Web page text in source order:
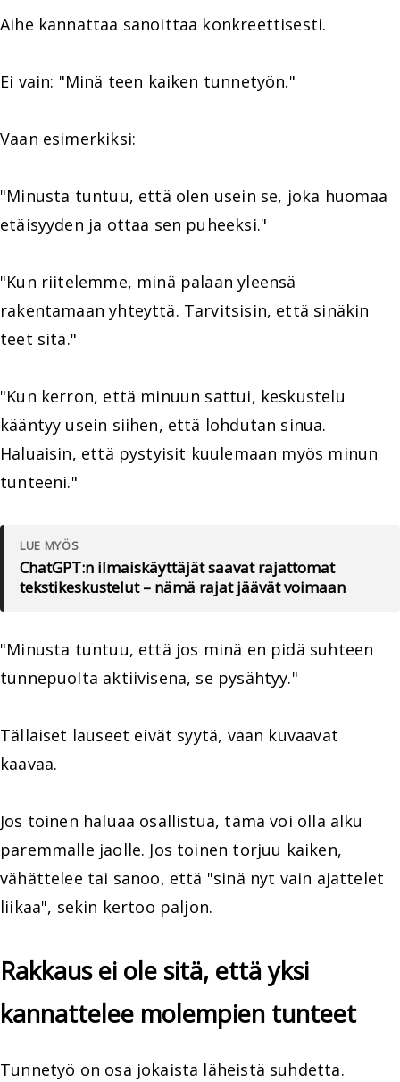
Aihe kannattaa sanoittaa konkreettisesti.
Ei vain: "Minä teen kaiken tunnetyön."
Vaan esimerkiksi:
"Minusta tuntuu, että olen usein se, joka huomaa
etäisyyden ja ottaa sen puheeksi."
"Kun riitelemme, minä palaan yleensä
rakentamaan yhteyttä. Tarvitsisin, että sinäkin
teet sitä."
"Kun kerron, että minuun sattui, keskustelu
kääntyy usein siihen, että lohdutan sinua.
Haluaisin, että pystyisit kuulemaan myös minun
tunteeni."
LUE MYÖS
ChatGPT:n ilmaiskäyttäjät saavat rajattomat
tekstikeskustelut – nämä rajat jäävät voimaan
"Minusta tuntuu, että jos minä en pidä suhteen
tunnepuolta aktiivisena, se pysähtyy."
Tällaiset lauseet eivät syytä, vaan kuvaavat
kaavaa.
Jos toinen haluaa osallistua, tämä voi olla alku
paremmalle jaolle. Jos toinen torjuu kaiken,
vähättelee tai sanoo, että "sinä nyt vain ajattelet
liikaa", sekin kertoo paljon.
Rakkaus ei ole sitä, että yksi
kannattelee molempien tunteet
Tunnetyö on osa jokaista läheistä suhdetta.